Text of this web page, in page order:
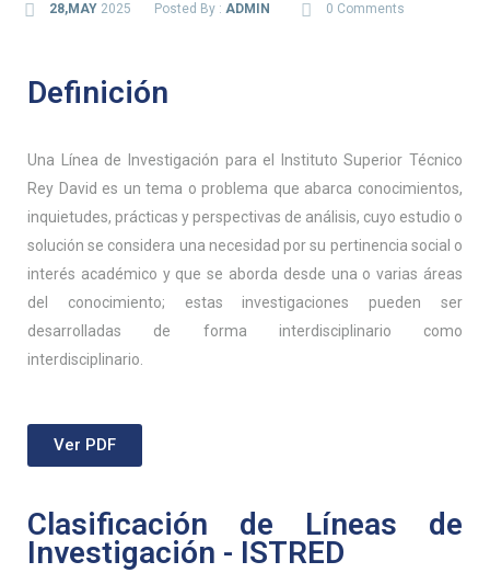
28,MAY2025 Posted By : ADMIN 0 Comments
Definición
Una Línea de Investigación para el Instituto Superior Técnico
Rey David es un tema o problema que abarca conocimientos,
inquietudes, prácticas y perspectivas de análisis, cuyo estudio o
solución se considera una necesidad por su pertinencia social o
interés académico y que se aborda desde una o varias áreas
del conocimiento; estas investigaciones pueden ser
desarrolladas de forma interdisciplinario como
interdisciplinario.
Ver PDF
Clasificación de Líneas de
Investigación - ISTRED